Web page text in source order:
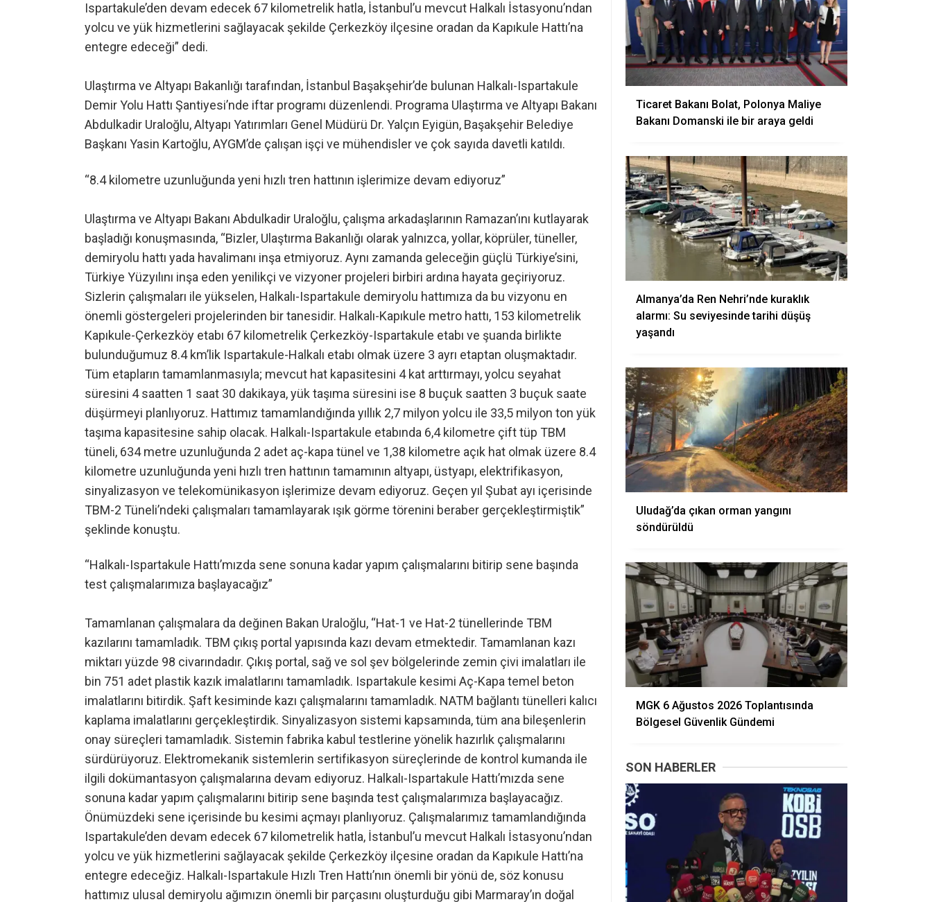
Ispartakule’den devam edecek 67 kilometrelik hatla, İstanbul’u mevcut Halkalı İstasyonu’ndan
yolcu ve yük hizmetlerini sağlayacak şekilde Çerkezköy ilçesine oradan da Kapıkule Hattı’na
entegre edeceği” dedi.
Ulaştırma ve Altyapı Bakanlığı tarafından, İstanbul Başakşehir’de bulunan Halkalı-Ispartakule
Demir Yolu Hattı Şantiyesi’nde iftar programı düzenlendi. Programa Ulaştırma ve Altyapı Bakanı
Abdulkadir Uraloğlu, Altyapı Yatırımları Genel Müdürü Dr. Yalçın Eyigün, Başakşehir Belediye
Başkanı Yasin Kartoğlu, AYGM’de çalışan işçi ve mühendisler ve çok sayıda davetli katıldı.
“8.4 kilometre uzunluğunda yeni hızlı tren hattının işlerimize devam ediyoruz”
Ulaştırma ve Altyapı Bakanı Abdulkadir Uraloğlu, çalışma arkadaşlarının Ramazan’ını kutlayarak
başladığı konuşmasında, “Bizler, Ulaştırma Bakanlığı olarak yalnızca, yollar, köprüler, tüneller,
demiryolu hattı yada havalimanı inşa etmiyoruz. Aynı zamanda geleceğin güçlü Türkiye’sini,
Türkiye Yüzyılını inşa eden yenilikçi ve vizyoner projeleri birbiri ardına hayata geçiriyoruz.
Sizlerin çalışmaları ile yükselen, Halkalı-Ispartakule demiryolu hattımıza da bu vizyonu en
önemli göstergeleri projelerinden bir tanesidir. Halkalı-Kapıkule metro hattı, 153 kilometrelik
Kapıkule-Çerkezköy etabı 67 kilometrelik Çerkezköy-Ispartakule etabı ve şuanda birlikte
bulunduğumuz 8.4 km’lik Ispartakule-Halkalı etabı olmak üzere 3 ayrı etaptan oluşmaktadır.
Tüm etapların tamamlanmasıyla; mevcut hat kapasitesini 4 kat arttırmayı, yolcu seyahat
süresini 4 saatten 1 saat 30 dakikaya, yük taşıma süresini ise 8 buçuk saatten 3 buçuk saate
düşürmeyi planlıyoruz. Hattımız tamamlandığında yıllık 2,7 milyon yolcu ile 33,5 milyon ton yük
taşıma kapasitesine sahip olacak. Halkalı-Ispartakule etabında 6,4 kilometre çift tüp TBM
tüneli, 634 metre uzunluğunda 2 adet aç-kapa tünel ve 1,38 kilometre açık hat olmak üzere 8.4
kilometre uzunluğunda yeni hızlı tren hattının tamamının altyapı, üstyapı, elektrifikasyon,
sinyalizasyon ve telekomünikasyon işlerimize devam ediyoruz. Geçen yıl Şubat ayı içerisinde
TBM-2 Tüneli’ndeki çalışmaları tamamlayarak ışık görme törenini beraber gerçekleştirmiştik”
şeklinde konuştu.
“Halkalı-Ispartakule Hattı’mızda sene sonuna kadar yapım çalışmalarını bitirip sene başında
test çalışmalarımıza başlayacağız”
Tamamlanan çalışmalara da değinen Bakan Uraloğlu, “Hat-1 ve Hat-2 tünellerinde TBM
kazılarını tamamladık. TBM çıkış portal yapısında kazı devam etmektedir. Tamamlanan kazı
miktarı yüzde 98 civarındadır. Çıkış portal, sağ ve sol şev bölgelerinde zemin çivi imalatları ile
bin 751 adet plastik kazık imalatlarını tamamladık. Ispartakule kesimi Aç-Kapa temel beton
imalatlarını bitirdik. Şaft kesiminde kazı çalışmalarını tamamladık. NATM bağlantı tünelleri kalıcı
kaplama imalatlarını gerçekleştirdik. Sinyalizasyon sistemi kapsamında, tüm ana bileşenlerin
onay süreçleri tamamladık. Sistemin fabrika kabul testlerine yönelik hazırlık çalışmalarını
sürdürüyoruz. Elektromekanik sistemlerin sertifikasyon süreçlerinde de kontrol kumanda ile
ilgili dokümantasyon çalışmalarına devam ediyoruz. Halkalı-Ispartakule Hattı’mızda sene
sonuna kadar yapım çalışmalarını bitirip sene başında test çalışmalarımıza başlayacağız.
Önümüzdeki sene içerisinde bu kesimi açmayı planlıyoruz. Çalışmalarımız tamamlandığında
Ispartakule’den devam edecek 67 kilometrelik hatla, İstanbul’u mevcut Halkalı İstasyonu’ndan
yolcu ve yük hizmetlerini sağlayacak şekilde Çerkezköy ilçesine oradan da Kapıkule Hattı’na
entegre edeceğiz. Halkalı-Ispartakule Hızlı Tren Hattı’nın önemli bir yönü de, söz konusu
hattımız ulusal demiryolu ağımızın önemli bir parçasını oluşturduğu gibi Marmaray’ın doğal
Ticaret Bakanı Bolat, Polonya Maliye
Bakanı Domanski ile bir araya geldi
Almanya’da Ren Nehri’nde kuraklık
alarmı: Su seviyesinde tarihi düşüş
yaşandı
Uludağ’da çıkan orman yangını
söndürüldü
MGK 6 Ağustos 2026 Toplantısında
Bölgesel Güvenlik Gündemi
SON HABERLER